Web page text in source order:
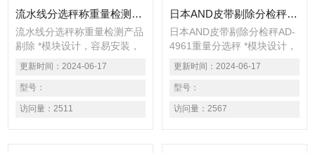
流水线分选秤称重量检测产品剔除
流水线分选秤称重量检测产品
剔除 *模块设计，容易安装，
拆卸方便，便于维护与运输 ■
分拣速度高达
320pcs/min，精度可
达0.08g（3σ） ■ 7吋彩色触
摸屏，图标简单清晰易懂，友
更新时间： 2024-06-17
型号：
访问量： 2511
日本AND皮带剔除分检秤AD-4961重量分选秤
日本AND皮带剔除分检秤AD-
4961重量分选秤 *模块设计，
容易安装，拆卸方便，便于维
护与运输 ■ 分拣速度高达
320pcs/min，精度可
达0.08g（3σ） ■ 7吋彩色触
摸屏，图标简单清晰易懂，友
更新时间： 2024-06-17
型号：
访问量： 2567